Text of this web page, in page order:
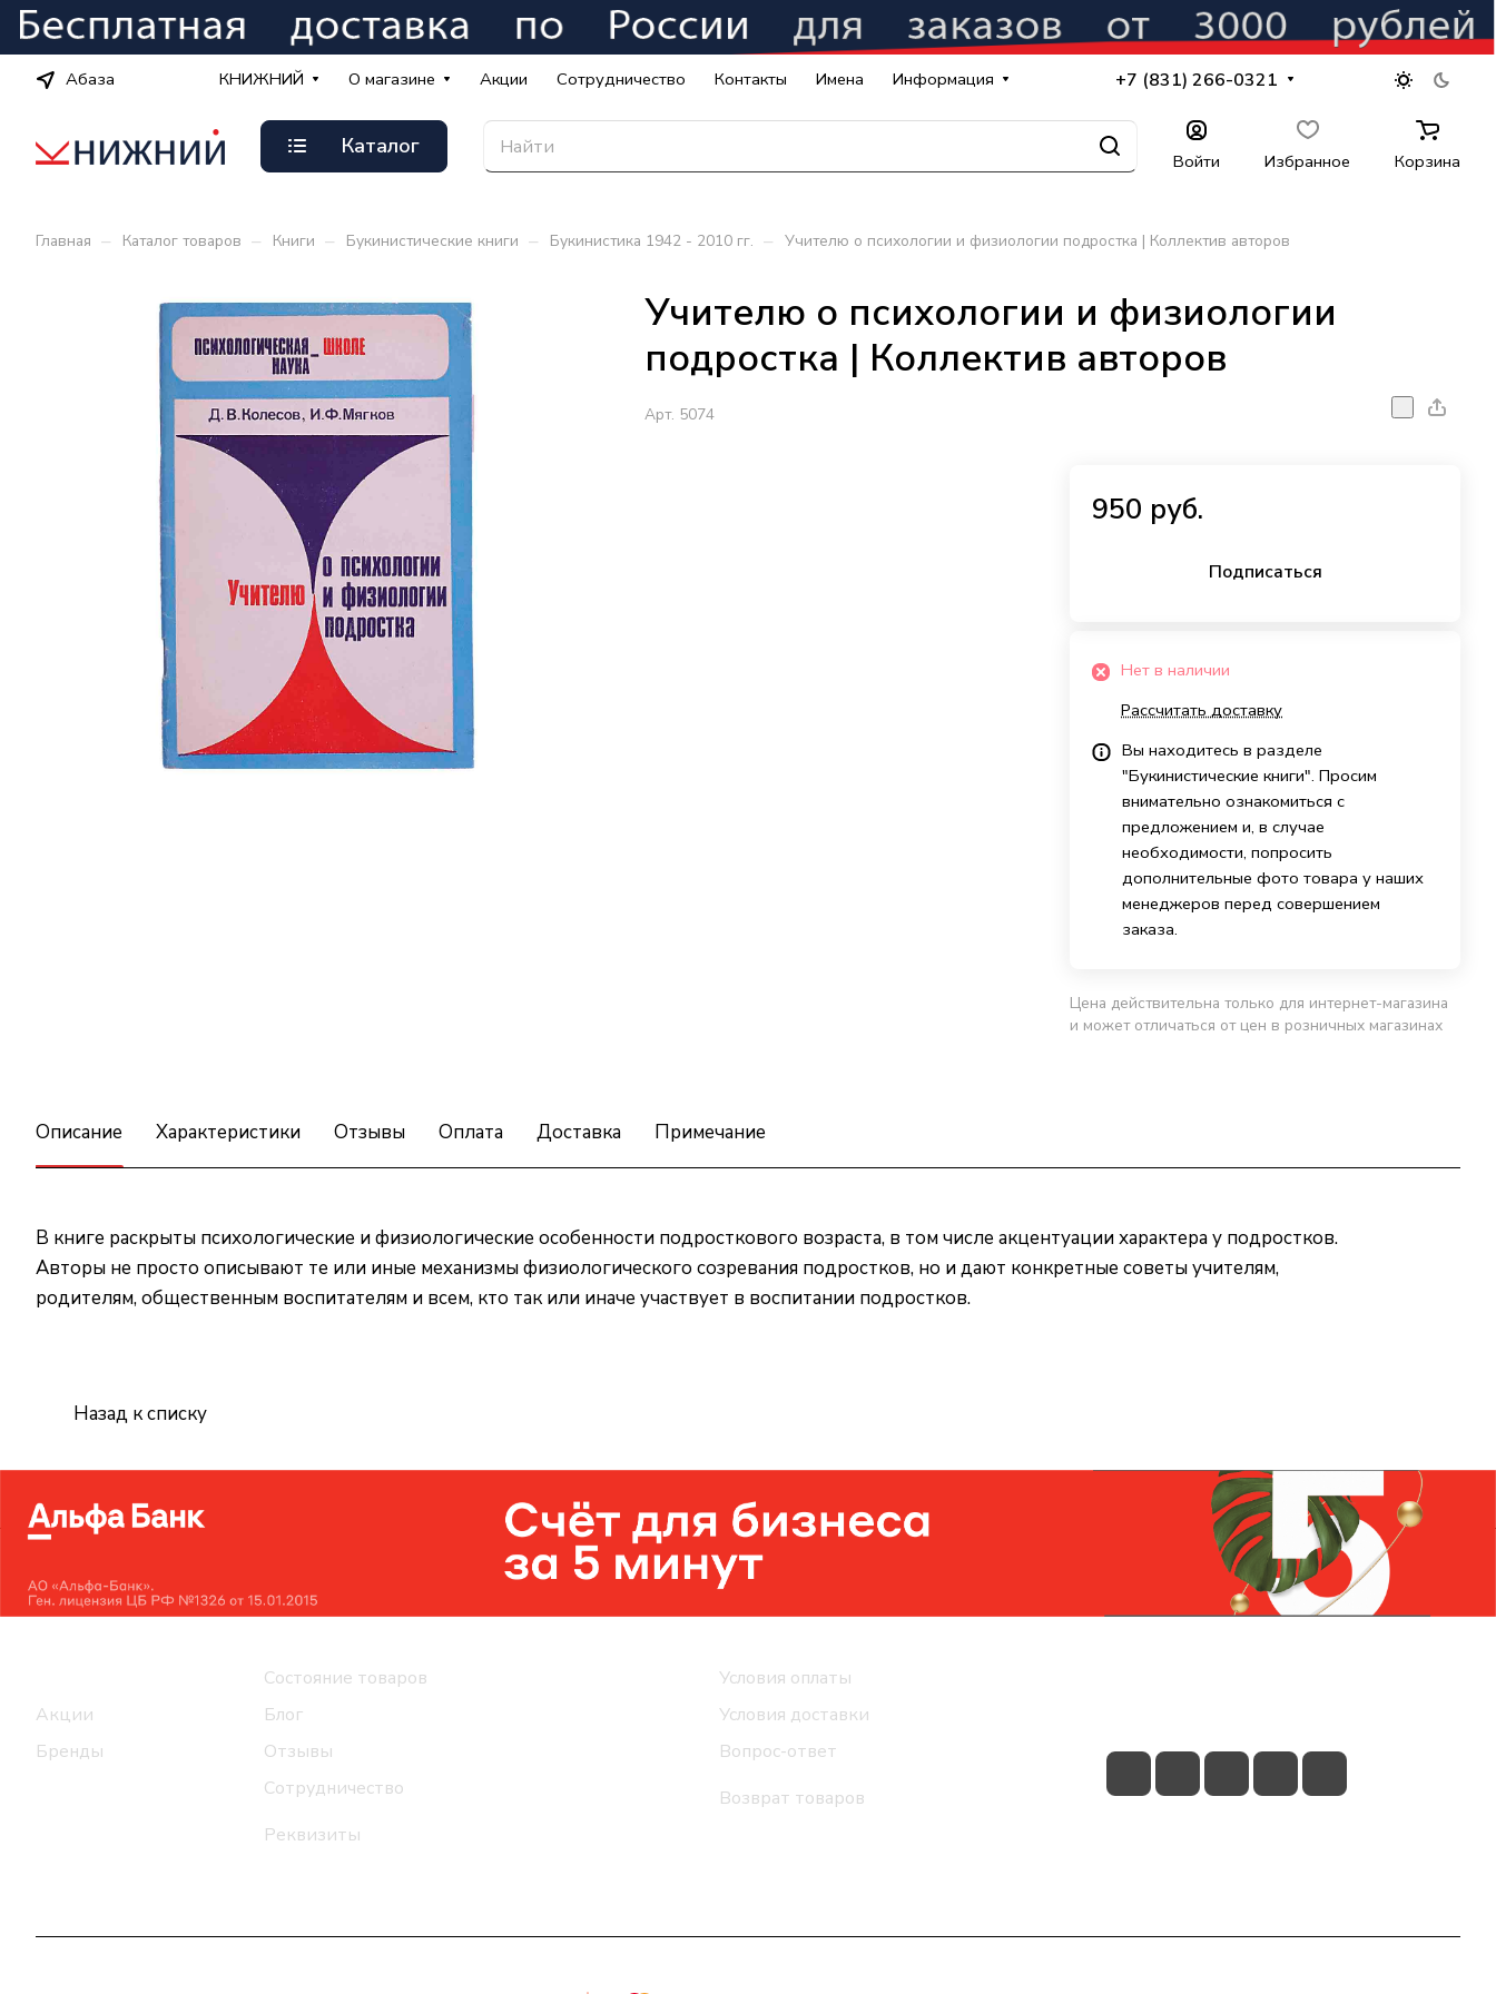
Абаза КНИЖНИЙ О магазине Акции Сотрудничество Контакты Имена Информация +7 (831) 266-0321
Каталог
Войти Избранное Корзина
Главная – Каталог товаров – Книги – Букинистические книги – Букинистика 1942 - 2010 гг. – Учителю о психологии и физиологии подростка | Коллектив авторов
Учителю о психологии и физиологии
подростка | Коллектив авторов
Арт. 5074
950 руб.
Подписаться
Нет в наличии
Рассчитать доставку
Вы находитесь в разделе
"Букинистические книги". Просим
внимательно ознакомиться с
предложением и, в случае
необходимости, попросить
дополнительные фото товара у наших
менеджеров перед совершением
заказа.
Цена действительна только для интернет-магазина
и может отличаться от цен в розничных магазинах
Описание Характеристики Отзывы Оплата Доставка Примечание
В книге раскрыты психологические и физиологические особенности подросткового возраста, в том числе акцентуации характера у подростков.
Авторы не просто описывают те или иные механизмы физиологического созревания подростков, но и дают конкретные советы учителям,
родителям, общественным воспитателям и всем, кто так или иначе участвует в воспитании подростков.
Назад к списку
Акции
Бренды
Состояние товаров
Блог
Отзывы
Сотрудничество
Реквизиты
Условия оплаты
Условия доставки
Вопрос-ответ
Возврат товаров